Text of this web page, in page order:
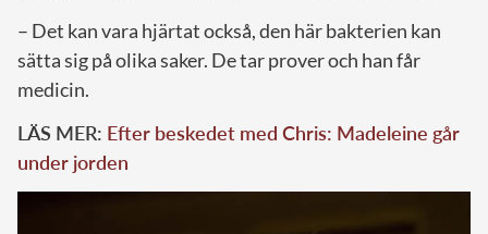
– Det kan vara hjärtat också, den här bakterien kan
sätta sig på olika saker. De tar prover och han får
medicin.
LÄS MER: Efter beskedet med Chris: Madeleine går
under jorden